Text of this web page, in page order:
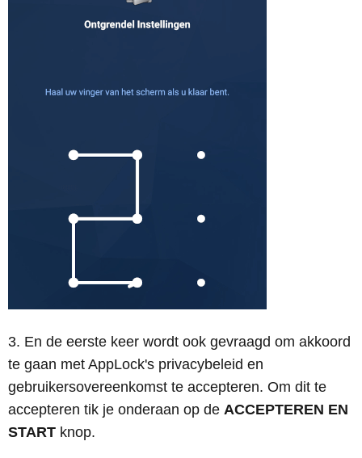
3. En de eerste keer wordt ook gevraagd om akkoord
te gaan met AppLock's privacybeleid en
gebruikersovereenkomst te accepteren. Om dit te
accepteren tik je onderaan op de ACCEPTEREN EN
START knop.